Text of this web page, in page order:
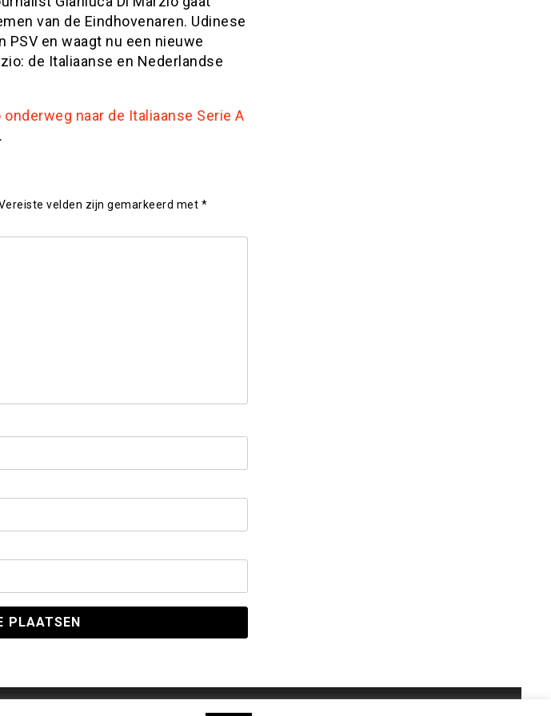
van de Eindhovenaren. Udinese
PSV en waagt nu een nieuwe
de Italiaanse en Nederlandse
naar de Italiaanse Serie A
.
velden zijn gemarkeerd met *